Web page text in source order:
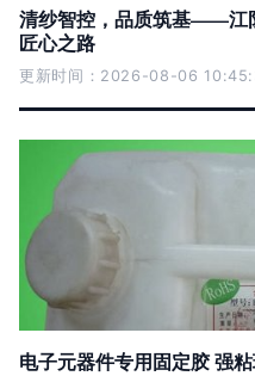
清纱智控，品质筑基——江
匠心之路
更新时间：2026-08-06
电子元器件专用固定胶 强